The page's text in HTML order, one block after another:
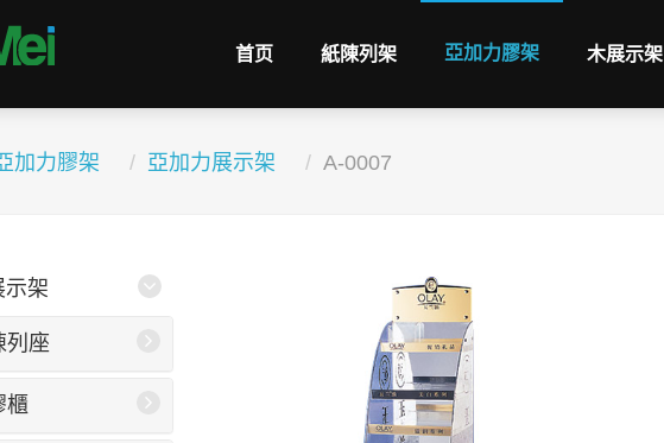
首页 紙陳列架 亞加力膠架 木展示架
加力膠架 亞加力展示架 A-0007
示架
列座
櫃